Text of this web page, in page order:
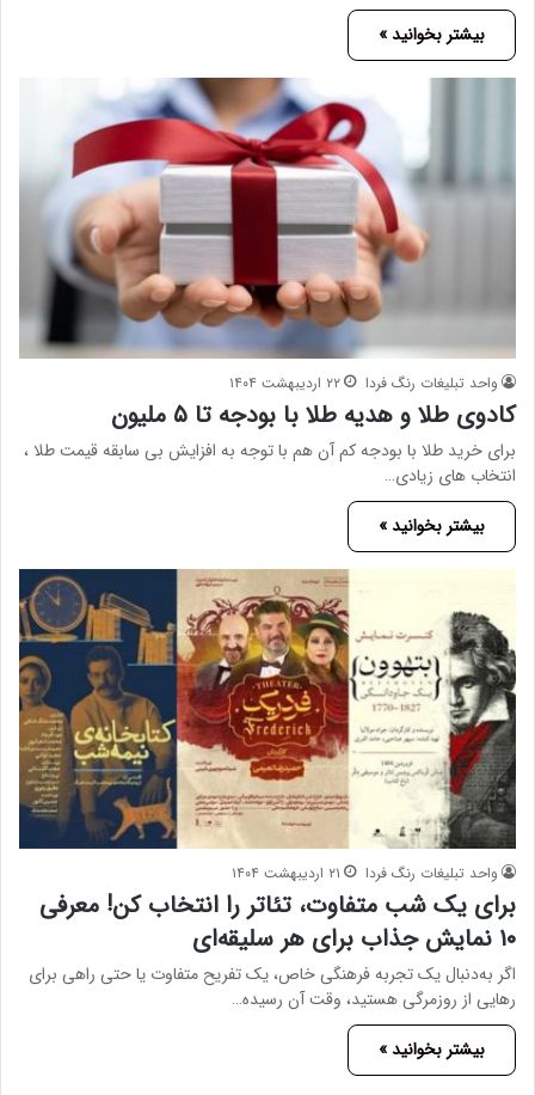
بیشتر بخوانید »
واحد تبلیغات رنگ فردا ۲۲ اردیبهشت ۱۴۰۴
کادوی طلا و هدیه طلا با بودجه تا ۵ ملیون
برای خرید طلا با بودجه کم آن هم با توجه به افزایش بی سابقه قیمت طلا ،
انتخاب های زیادی…
بیشتر بخوانید »
واحد تبلیغات رنگ فردا ۲۱ اردیبهشت ۱۴۰۴
برای یک شب متفاوت، تئاتر را انتخاب کن! معرفی
۱۰ نمایش جذاب برای هر سلیقه‌ای
اگر به‌دنبال یک تجربه فرهنگی خاص، یک تفریح متفاوت یا حتی راهی برای
رهایی از روزمرگی هستید، وقت آن رسیده…
بیشتر بخوانید »